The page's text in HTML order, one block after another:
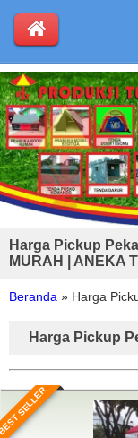
Harga Pickup
MURAH | ANEKA
Beranda » Harga
Harga Pickup
SELLER